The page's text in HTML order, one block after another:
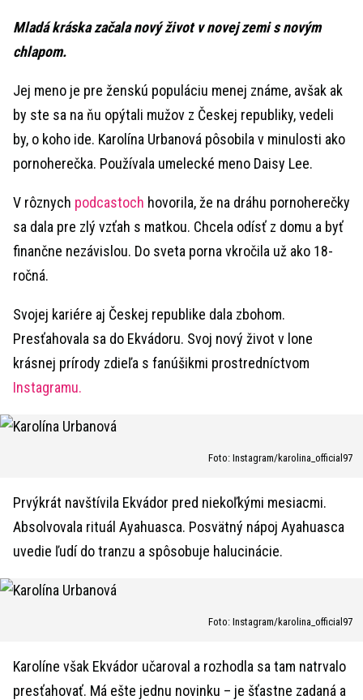
Mladá kráska začala nový život v novej zemi s novým
chlapom.
Jej meno je pre ženskú populáciu menej známe, avšak ak
by ste sa na ňu opýtali mužov z Českej republiky, vedeli
by, o koho ide. Karolína Urbanová pôsobila v minulosti ako
pornoherečka. Používala umelecké meno Daisy Lee.
V rôznych podcastoch hovorila, že na dráhu pornoherečky
sa dala pre zlý vzťah s matkou. Chcela odísť z domu a byť
finančne nezávislou. Do sveta porna vkročila už ako 18-
ročná.
Svojej kariére aj Českej republike dala zbohom.
Presťahovala sa do Ekvádoru. Svoj nový život v lone
krásnej prírody zdieľa s fanúšikmi prostredníctvom
Instagramu.
Foto: Instagram/karolina_official97
Prvýkrát navštívila Ekvádor pred niekoľkými mesiacmi.
Absolvovala rituál Ayahuasca. Posvätný nápoj Ayahuasca
uvedie ľudí do tranzu a spôsobuje halucinácie.
Foto: Instagram/karolina_official97
Karolíne však Ekvádor učaroval a rozhodla sa tam natrvalo
presťahovať. Má ešte jednu novinku – je šťastne zadaná a